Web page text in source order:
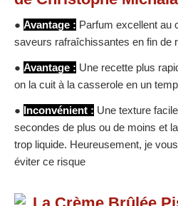
● Avantage : Parfum excellent au
saveurs rafraîchissantes en fin de
● Avantage : Une recette plus
on la cuit à la casserole en un
● Inconvénient : Une texture
secondes de plus ou de moins et
trop liquide. Heureusement, je
éviter ce risque